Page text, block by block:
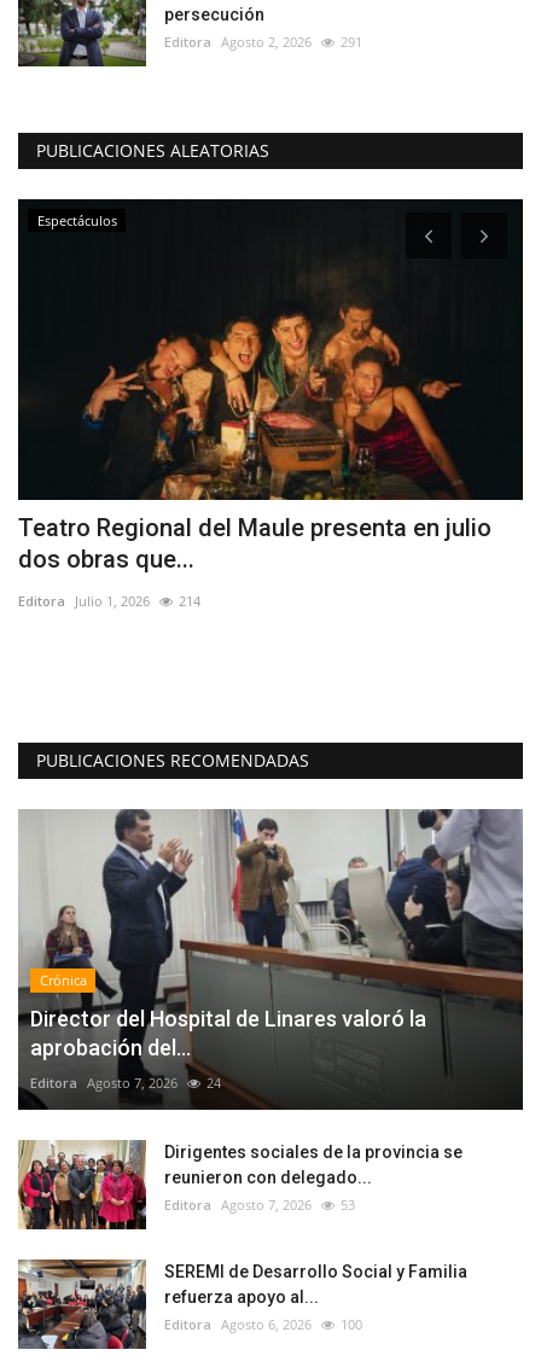
persecución
Editora Agosto 2, 2026 291
PUBLICACIONES ALEATORIAS
Espectáculos
Teatro Regional del Maule presenta en julio
dos obras que...
Editora Julio 1, 2026 214
PUBLICACIONES RECOMENDADAS
Crónica
Director del Hospital de Linares valoró la
aprobación del...
Editora Agosto 7, 2026 24
Dirigentes sociales de la provincia se
reunieron con delegado...
Editora Agosto 7, 2026 53
SEREMI de Desarrollo Social y Familia
refuerza apoyo al...
Editora Agosto 6, 2026 100